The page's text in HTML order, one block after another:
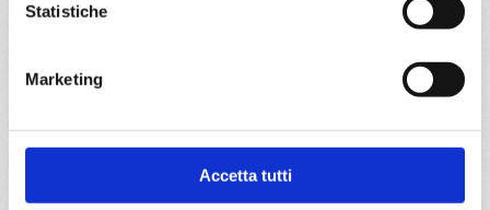
Statistiche
Marketing
Accetta tutti
daBridgetownconMSC World